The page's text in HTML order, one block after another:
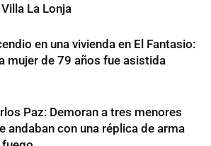
La Lonja
en una vivienda en El Fantasio:
mujer de 79 años fue asistida
Paz: Demoran a tres menores
andaban con una réplica de arma